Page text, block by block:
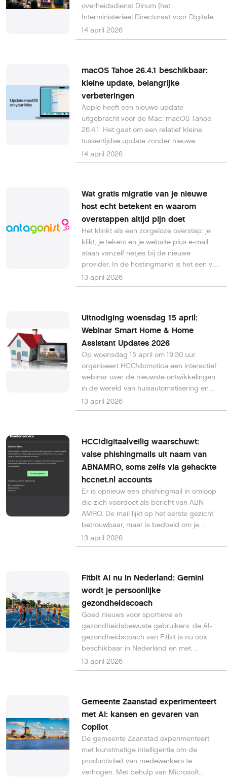
overheidsdienst Dinum (het
Interministerieel Directoraat voor Digitale
Zaken) is van plan om afscheid te nemen
van Microsoft Windows en over te stappen
om minder afhankelijk te worden van
technologie uit de Verenigde Staten en
andere niet-Europese landen.
14 april 2026
macOS Tahoe 26.4.1 beschikbaar:
kleine update, belangrijke
verbeteringen
Apple heeft een nieuwe update
uitgebracht voor de Mac: macOS Tahoe
26.4.1. Het gaat om een relatief kleine
tussentijdse update zonder nieuwe
functies, maar met wel een aantal
belangrijke verbeteringen op het gebied
14 april 2026
Wat gratis migratie van je nieuwe
host echt betekent en waarom
overstappen altijd pijn doet
Het klinkt als een zorgeloze overstap: je
klikt, je tekent en je website plus e-mail
staan vanzelf netjes bij de nieuwe
provider. In de hostingmarkt is het een van
de meest gebruikte lokkers. Alleen,
migratie is zelden een nette verhuizing
elkaar bestaan en waarin kleine details
grote impact kunnen hebben.
13 april 2026
Uitnodiging woensdag 15 april:
Webinar Smart Home & Home
Assistant Updates 2026
Op woensdag 15 april om 19:30 uur
organiseert HCC!domotica een interactief
webinar over de nieuwste ontwikkelingen
in de wereld van huisautomatisering en de
meest recente updates van Home
Assistant. We nodigen je van harte uit om
technologie jouw huis slimmer, sneller en
privacyvriendelijker maken.
13 april 2026
HCC!digitaalveilig waarschuwt:
valse phishingmails uit naam van
ABNAMRO, soms zelfs via gehackte
hccnet.nl accounts
Er is opnieuw een phishingmail in omloop
die zich voordoet als bericht van ABN
AMRO. De mail lijkt op het eerste gezicht
betrouwbaar, maar is bedoeld om je
persoonlijke gegevens te stelen. Extra
zorgwekkend: deze berichten worden
adressen.
13 april 2026
Fitbit AI nu in Nederland: Gemini
wordt je persoonlijke
gezondheidscoach
Goed nieuws voor sportieve en
gezondheidsbewuste gebruikers: de AI-
gezondheidscoach van Fitbit is nu ook
beschikbaar in Nederland en met
ondersteuning voor de Nederlandse taal.
13 april 2026
Gemeente Zaanstad experimenteert
met AI: kansen en gevaren van
Copilot
De gemeente Zaanstad experimenteert
met kunstmatige intelligentie om de
productiviteit van medewerkers te
verhogen. Met behulp van Microsoft